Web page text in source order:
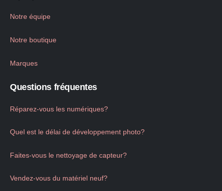
Notre équipe
Notre boutique
Marques
Questions fréquentes
Réparez-vous les numériques?
Quel est le délai de développement photo?
Faites-vous le nettoyage de capteur?
Vendez-vous du matériel neuf?